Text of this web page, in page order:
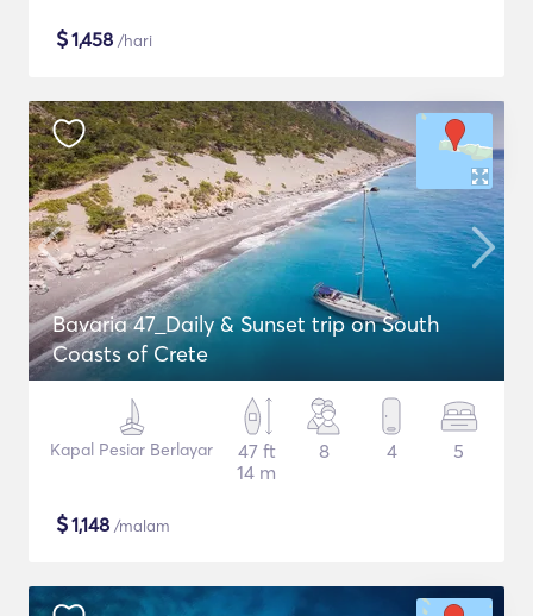
$1,458 /hari
Bavaria 47_Daily & Sunset trip on South
Coasts of Crete
Kapal Pesiar Berlayar
47 ft
14 m
8 4 5
$1,148 /malam